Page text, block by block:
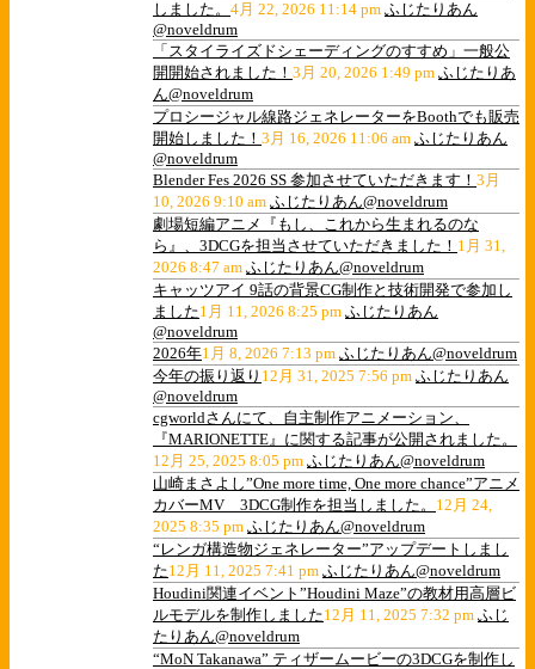
しました。 4月 22, 2026 11:14 pm ふじたりあん
@noveldrum
「スタイライズドシェーディングのすすめ」一般公
開開始されました！ 3月 20, 2026 1:49 pm ふじたりあ
ん@noveldrum
プロシージャル線路ジェネレーターをBoothでも販売
開始しました！ 3月 16, 2026 11:06 am ふじたりあん
@noveldrum
Blender Fes 2026 SS 参加させていただきます！ 3月
10, 2026 9:10 am ふじたりあん@noveldrum
劇場短編アニメ『もし、これから生まれるのな
ら』、3DCGを担当させていただきました！ 1月 31,
2026 8:47 am ふじたりあん@noveldrum
キャッツアイ 9話の背景CG制作と技術開発で参加し
ました1月 11, 2026 8:25 pm ふじたりあん
@noveldrum
2026年1月 8, 2026 7:13 pm ふじたりあん@noveldrum
今年の振り返り 12月 31, 2025 7:56 pm ふじたりあん
@noveldrum
cgworldさんにて、自主制作アニメーション、
『MARIONETTE』に関する記事が公開されました。
12月 25, 2025 8:05 pm ふじたりあん@noveldrum
山崎まさよし”One more time, One more chance”アニメ
カバーMV 3DCG制作を担当しました。 12月 24,
2025 8:35 pm ふじたりあん@noveldrum
“レンガ構造物ジェネレーター”アップデートしまし
た12月 11, 2025 7:41 pm ふじたりあん@noveldrum
Houdini関連イベント”Houdini Maze”の教材用高層ビ
ルモデルを制作しました12月 11, 2025 7:32 pm ふじ
たりあん@noveldrum
“MoN Takanawa” ティザームービーの3DCGを制作し